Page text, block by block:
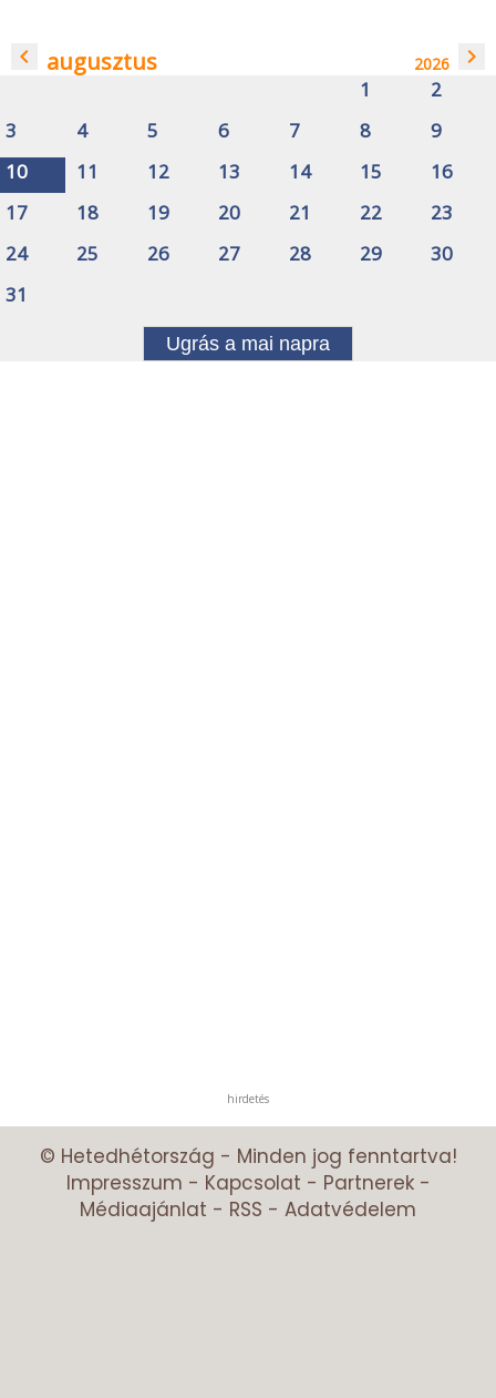
navigate_before augusztus 2026 navigate_next
1
2
3
4 5 6 7 8
9
10
11 12 13 14 15
16
17
18 19 20 21 22
23
24
25 26 27 28 29
30
31
Ugrás a mai napra
hirdetés
© Hetedhétország - Minden jog fenntartva!
Impresszum - Kapcsolat - Partnerek-
Médiaajánlat - RSS - Adatvédelem